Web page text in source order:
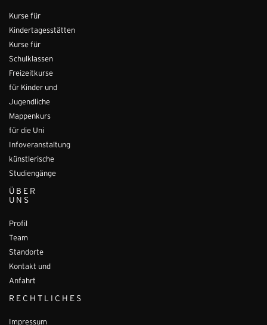
Kurse für
Kindertagesstätten
Kurse für
Schulklassen
Freizeitkurse
für Kinder und
Jugendliche
Mappenkurs
für die Uni
Infoveranstaltung
künstlerische
Studiengänge
ÜBER
UNS
Profil
Team
Standorte
Kontakt und
Anfahrt
RECHTLICHES
Impressum